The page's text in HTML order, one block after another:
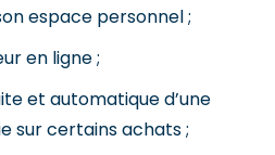
espace personnel ;
en ligne ;
et automatique d’une
sur certains achats ;